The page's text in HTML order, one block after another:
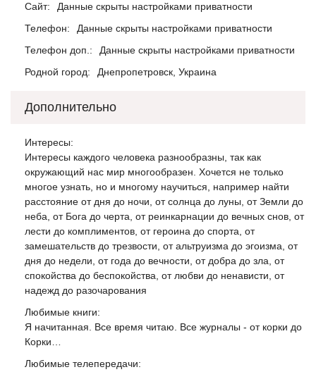
Сайт:
Данные скрыты настройками приватности
Телефон:
Данные скрыты настройками приватности
Телефон доп.:
Данные скрыты настройками приватности
Родной город:
Днепропетровск, Украина
Дополнительно
Интересы:
Интересы каждого человека разнообразны, так как
окружающий нас мир многообразен. Хочется не только
многое узнать, но и многому научиться, например найти
расстояние от дня до ночи, от солнца до луны, от Земли до
неба, от Бога до черта, от реинкарнации до вечных снов, от
лести до комплиментов, от героина до спорта, от
замешательств до трезвости, от альтруизма до эгоизма, от
дня до недели, от года до вечности, от добра до зла, от
спокойства до беспокойства, от любви до ненависти, от
надежд до разочарования
Любимые книги:
Я начитанная. Все время читаю. Все журналы - от корки до
Корки…
Любимые телепередачи: